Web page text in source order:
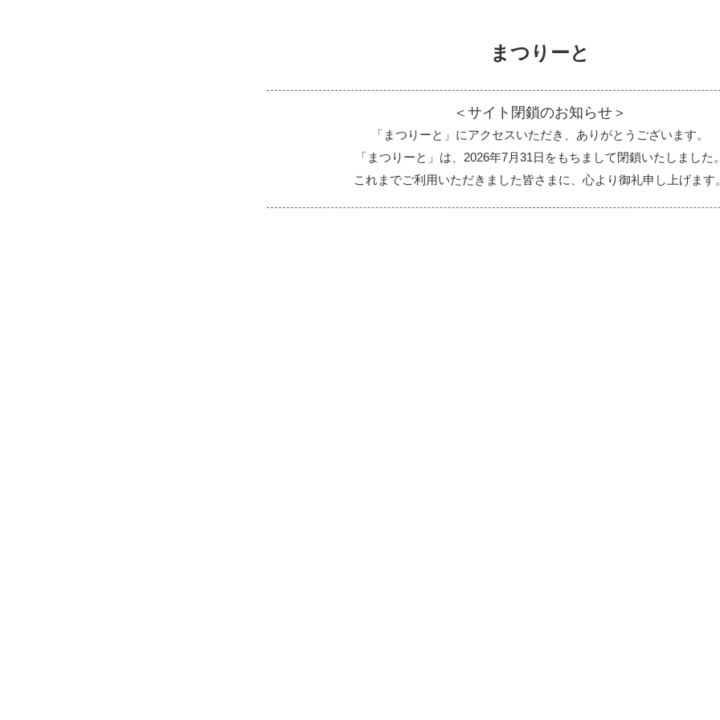
まつりーと
＜サイト閉鎖のお知らせ＞
「まつりーと」にアクセスいただき、ありがとうございます。
「まつりーと」は、2026年7月31日をもちまして閉鎖いたしました
これまでご利用いただきました皆さまに、心より御礼申し上げます